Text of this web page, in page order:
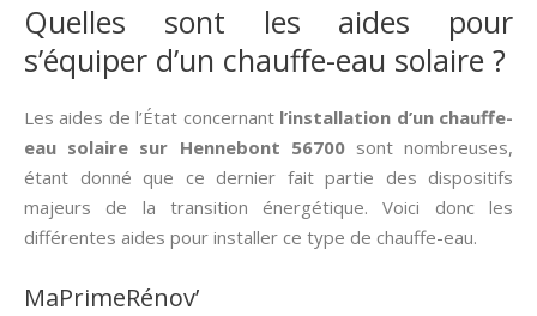
Quelles sont les aides pour
s’équiper d’un chauffe-eau solaire ?
Les aides de l’État concernant l’installation d’un chauffe-
eau solaire sur Hennebont 56700sont nombreuses,
étant donné que ce dernier fait partie des dispositifs
majeurs de la transition énergétique. Voici donc les
différentes aides pour installer ce type de chauffe-eau.
MaPrimeRénov’